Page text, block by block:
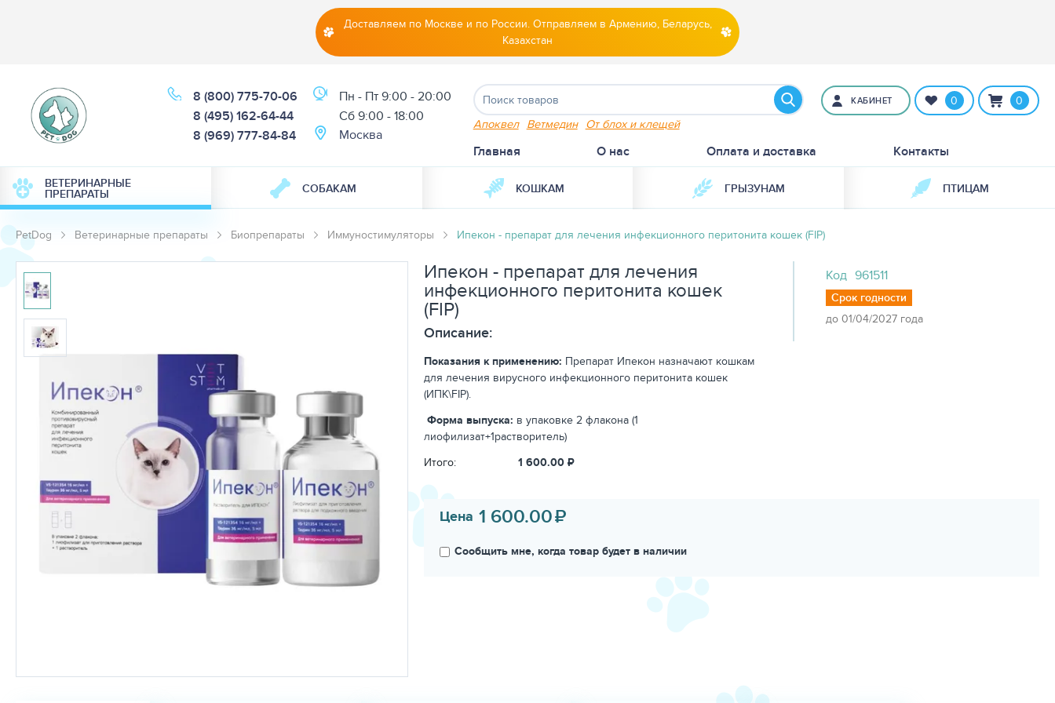
Доставляем по Москве и по России. Отправляем в Армению, Беларусь,
Казахстан
8 (800) 775-70-06
8 (495) 162-64-44
8 (969) 777-84-84
Пн - Пт 9:00 - 20:00
Cб 9:00 - 18:00
Москва
Апоквел Ветмедин От блох и клещей
КАБИНЕТ 0 0
Главная О нас Оплата и доставка Контакты
ВЕТЕРИНАРНЫЕ
ПРЕПАРАТЫ СОБАКАМ КОШКАМ ГРЫЗУНАМ ПТИЦАМ
PetDog Ветеринарные препараты Биопрепараты Иммуностимуляторы Ипекон - препарат для лечения инфекционного перитонита кошек (FIP)
Ипекон - препарат для лечения
инфекционного перитонита кошек
(FIP)
Описание:
Показания к применению: Препарат Ипекон назначают кошкам
для лечения вирусного инфекционного перитонита кошек
(ИПК\FIP).
Форма выпуска: в упаковке 2 флакона (1
лиофилизат+1растворитель)
Итого:
1 600.00 ₽
Код 961511
Срок годности
до 01/04/2027 года
Цена 1 600.00₽
Сообщить мне, когда товар будет в наличии